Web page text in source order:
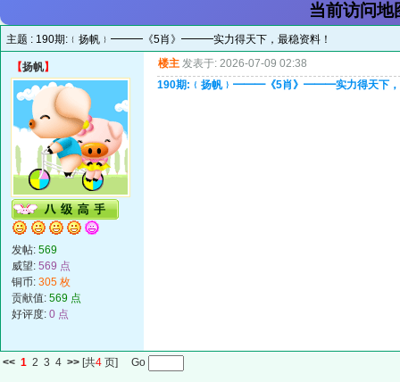
当前访问地
主题 : 190期:﹛扬帆﹜━━━《5肖》━━━实力得天下，最稳资料！
【扬帆】
发帖: 569
威望: 569 点
铜币: 305 枚
贡献值: 569 点
好评度: 0 点
楼主 发表于: 2026-07-09 02:38
190期:﹛扬帆﹜━━━《5肖》━━━实力得天下，
<< 1 2 3 4 >> [共4 页] Go